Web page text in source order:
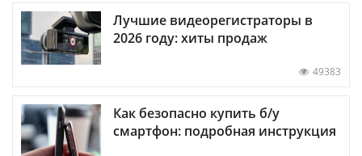
Лучшие видеорегистраторы в
2026 году: хиты продаж
49383
Как безопасно купить б/у
смартфон: подробная инструкция